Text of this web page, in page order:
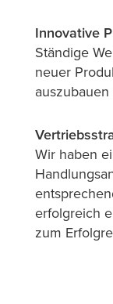
Innovative
Ständige
neuer
Wir haben
erfolgreich
zum